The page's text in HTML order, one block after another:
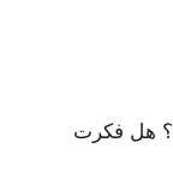
؟ هل فكرت